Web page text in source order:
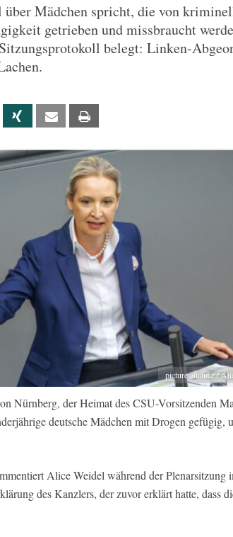
Mädchen spricht, die von
getrieben und missbraucht
belegt: Linken-
Linkedin Xing Email
picture alliance /
Nürnberg, der Heimat des CSU-Vorsitzenden
deutsche Mädchen mit Drogen gefügig,
Alice Weidel während der Plenarsitzung
des Kanzlers, der zuvor erklärt hatte, dass